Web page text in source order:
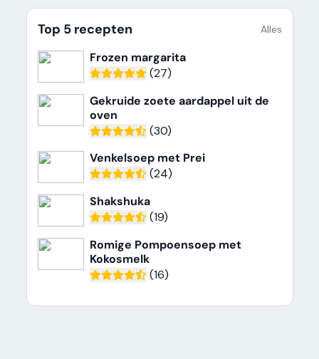
Top 5 recepten Alles
Frozen margarita
(27)
Gekruide zoete aardappel uit de
oven
(30)
Venkelsoep met Prei
(24)
Shakshuka
(19)
Romige Pompoensoep met
Kokosmelk
(16)